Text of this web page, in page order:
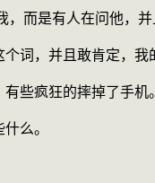
是有人在问他，并
，并且敢肯定，我
疯狂的摔掉了手机。
么。